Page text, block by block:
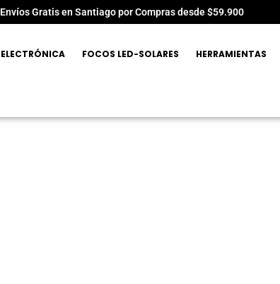
Envíos Gratis en Santiago por Compras desde $59.900
ELECTRÓNICA FOCOS LED-SOLARES HERRAMIENTAS